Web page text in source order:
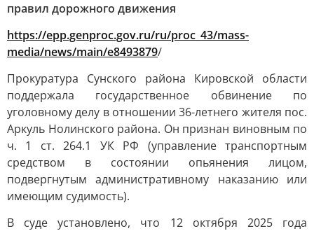
правил дорожного движения
https://epp.genproc.gov.ru/ru/proc_43/mass-
media/news/main/e8493879/
Прокуратура Сунского района Кировской области
поддержала государственное обвинение по
уголовному делу в отношении 36-летнего жителя пос.
Аркуль Нолинского района. Он признан виновным по
ч. 1 ст. 264.1 УК РФ (управление транспортным
средством в состоянии опьянения лицом,
подвергнутым административному наказанию или
имеющим судимость).
В суде установлено, что 12 октября 2025 года